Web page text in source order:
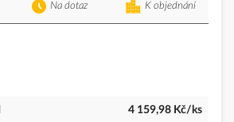
K objednání
Na dotaz
4 159,98 Kč/ks